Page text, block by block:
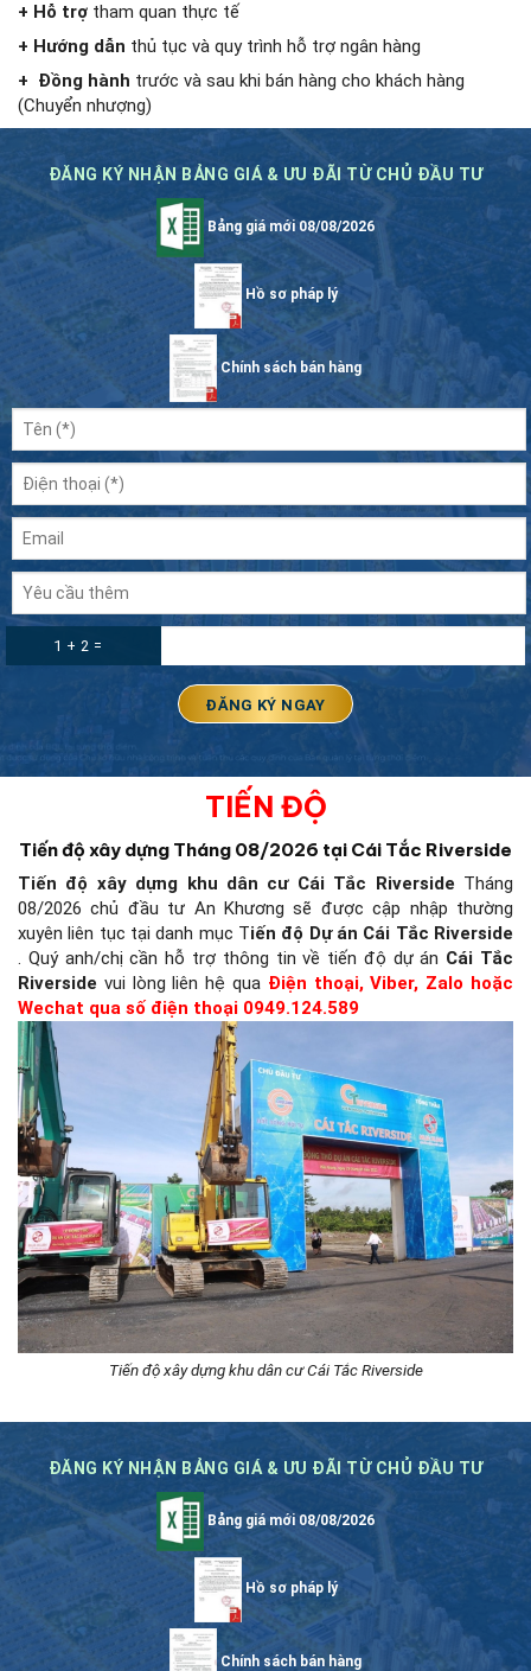
+ Hỗ trợ tham quan thực tế
+ Hướng dẫn thủ tục và quy trình hỗ trợ ngân hàng
+ Đồng hành trước và sau khi bán hàng cho khách hàng
(Chuyển nhượng)
ĐĂNG KÝ NHẬN BẢNG GIÁ & ƯU ĐÃI TỪ CHỦ ĐẦU TƯ
Bảng giá mới 08/08/2026
Hồ sơ pháp lý
Chính sách bán hàng
1 + 2 =
TIẾN ĐỘ
Tiến độ xây dựng Tháng 08/2026 tại Cái Tắc Riverside
Tiến độ xây dựng khu dân cư Cái Tắc Riverside Tháng
08/2026 chủ đầu tư An Khương sẽ được cập nhập thường
xuyên liên tục tại danh mục Tiến độ Dự án Cái Tắc Riverside
. Quý anh/chị cần hỗ trợ thông tin về tiến độ dự án Cái Tắc
Riverside vui lòng liên hệ qua Điện thoại, Viber, Zalo hoặc
Wechat qua số điện thoại 0949.124.589
Tiến độ xây dựng khu dân cư Cái Tắc Riverside
ĐĂNG KÝ NHẬN BẢNG GIÁ & ƯU ĐÃI TỪ CHỦ ĐẦU TƯ
Bảng giá mới 08/08/2026
Hồ sơ pháp lý
Chính sách bán hàng